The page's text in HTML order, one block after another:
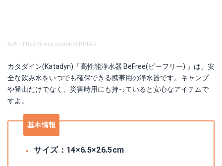
出典：https://amzn.asia/d/c4PJNWs
カタダイン(Katadyn)「高性能浄水器 BeFree(ビーフリー) 」は、安
全な飲み水をいつでも確保できる携帯用の浄水器です。キャンプ
や登山だけでなく、災害時用にも持っていると安心なアイテムで
すよ。
基本情報
サイズ：14×6.5×26.5cm